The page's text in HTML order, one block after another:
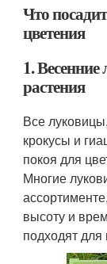
Что
цветения
1.
растения
Все
крокусы и
покоя для
Многие
высоту и
подходят